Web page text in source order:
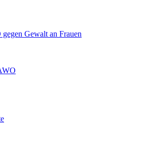
Gewalt an Frauen